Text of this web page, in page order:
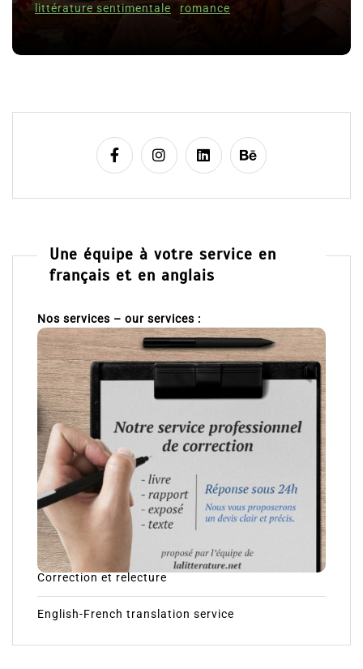
littérature sentimentale romance
Une équipe à votre service en
français et en anglais
Nos services – our services :
Correction et relecture
English-French translation service